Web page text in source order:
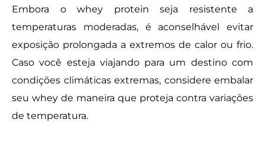
Embora o whey protein seja resistente a
temperaturas moderadas, é aconselhável evitar
exposição prolongada a extremos de calor ou frio.
Caso você esteja viajando para um destino com
condições climáticas extremas, considere embalar
seu whey de maneira que proteja contra variações
de temperatura.